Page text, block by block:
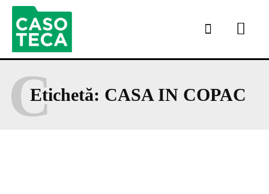
Etichetă: CASA IN COPAC
C